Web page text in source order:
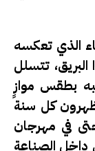
الذي تعكسه
تتسلل
بطقس موازٍ
كل سنة
في مهرجان
الصناعة